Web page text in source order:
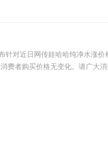
针对近日网传娃哈哈纯净水涨